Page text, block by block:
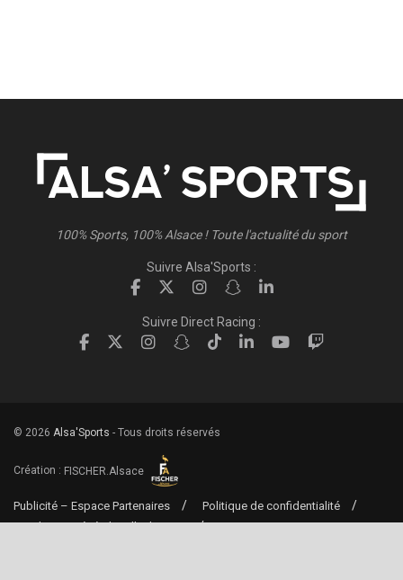
100% Sports, 100% Alsace ! Toute l'actualité du sport
Suivre Alsa'Sports :
Suivre Direct Racing :
© 2026 Alsa'Sports - Tous droits réservés
Création : FISCHER.Alsace
Publicité – Espace Partenaires
Politique de confidentialité
Conditions générales d’utilisation